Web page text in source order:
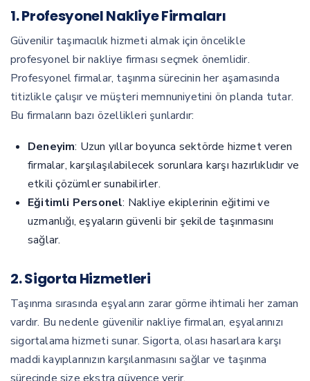
1. Profesyonel Nakliye Firmaları
Güvenilir taşımacılık hizmeti almak için öncelikle
profesyonel bir nakliye firması seçmek önemlidir.
Profesyonel firmalar, taşınma sürecinin her aşamasında
titizlikle çalışır ve müşteri memnuniyetini ön planda tutar.
Bu firmaların bazı özellikleri şunlardır:
Deneyim: Uzun yıllar boyunca sektörde hizmet veren
firmalar, karşılaşılabilecek sorunlara karşı hazırlıklıdır ve
etkili çözümler sunabilirler.
Eğitimli Personel: Nakliye ekiplerinin eğitimi ve
uzmanlığı, eşyaların güvenli bir şekilde taşınmasını
sağlar.
2. Sigorta Hizmetleri
Taşınma sırasında eşyaların zarar görme ihtimali her zaman
vardır. Bu nedenle güvenilir nakliye firmaları, eşyalarınızı
sigortalama hizmeti sunar. Sigorta, olası hasarlara karşı
maddi kayıplarınızın karşılanmasını sağlar ve taşınma
sürecinde size ekstra güvence verir.